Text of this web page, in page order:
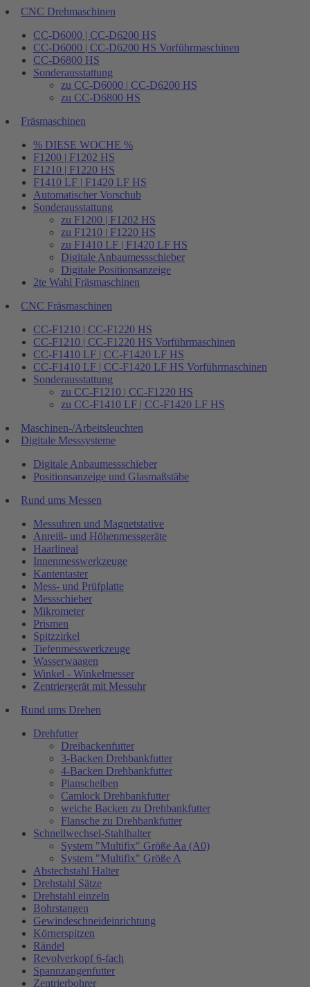
CNC Drehmaschinen
CC-D6000 | CC-D6200 HS
CC-D6000 | CC-D6200 HS Vorführmaschinen
CC-D6800 HS
Sonderausstattung
zu CC-D6000 | CC-D6200 HS
zu CC-D6800 HS
Fräsmaschinen
% DIESE WOCHE %
F1200 | F1202 HS
F1210 | F1220 HS
F1410 LF | F1420 LF HS
Automatischer Vorschub
Sonderausstattung
zu F1200 | F1202 HS
zu F1210 | F1220 HS
zu F1410 LF | F1420 LF HS
Digitale Anbaumessschieber
Digitale Positionsanzeige
2te Wahl Fräsmaschinen
CNC Fräsmaschinen
CC-F1210 | CC-F1220 HS
CC-F1210 | CC-F1220 HS Vorführmaschinen
CC-F1410 LF | CC-F1420 LF HS
CC-F1410 LF | CC-F1420 LF HS Vorführmaschinen
Sonderausstattung
zu CC-F1210 | CC-F1220 HS
zu CC-F1410 LF | CC-F1420 LF HS
Maschinen-/Arbeitsleuchten
Digitale Messsysteme
Digitale Anbaumessschieber
Positionsanzeige und Glasmaßstäbe
Rund ums Messen
Messuhren und Magnetstative
Anreiß- und Höhenmessgeräte
Haarlineal
Innenmesswerkzeuge
Kantentaster
Mess- und Prüfplatte
Messschieber
Mikrometer
Prismen
Spitzzirkel
Tiefenmesswerkzeuge
Wasserwaagen
Winkel - Winkelmesser
Zentriergerät mit Messuhr
Rund ums Drehen
Drehfutter
Dreibackenfutter
3-Backen Drehbankfutter
4-Backen Drehbankfutter
Planscheiben
Camlock Drehbankfutter
weiche Backen zu Drehbankfutter
Flansche zu Drehbankfutter
Schnellwechsel-Stahlhalter
System "Multifix" Größe Aa (A0)
System "Multifix" Größe A
Abstechstahl Halter
Drehstahl Sätze
Drehstahl einzeln
Bohrstangen
Gewindeschneideinrichtung
Körnerspitzen
Rändel
Revolverkopf 6-fach
Spannzangenfutter
Zentrierbohrer